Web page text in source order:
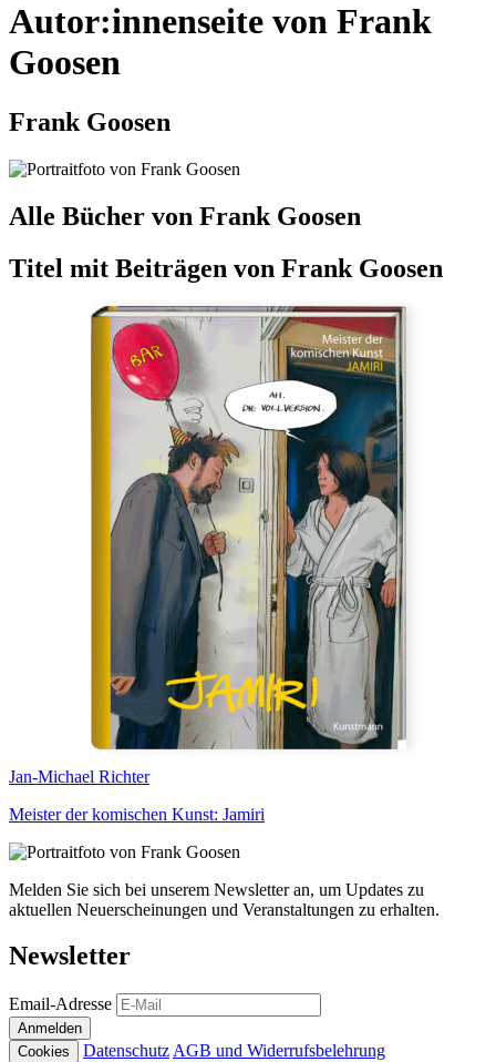
Autor:innenseite von Frank
Goosen
Frank Goosen
Alle Bücher von Frank Goosen
Titel mit Beiträgen von Frank Goosen
Jan-Michael Richter
Meister der komischen Kunst: Jamiri
Melden Sie sich bei unserem Newsletter an, um Updates zu
aktuellen Neuerscheinungen und Veranstaltungen zu erhalten.
Newsletter
Email-Adresse
Anmelden
Cookies
Datenschutz AGB und Widerrufsbelehrung